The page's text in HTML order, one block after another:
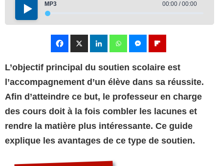
MP3 00:00 / 00:00
L’objectif principal du soutien scolaire est
l’accompagnement d’un élève dans sa réussite.
Afin d’atteindre ce but, le professeur en charge
des cours doit à la fois combler les lacunes et
rendre la matière plus intéressante. Ce guide
explique les avantages de ce type de soutien.